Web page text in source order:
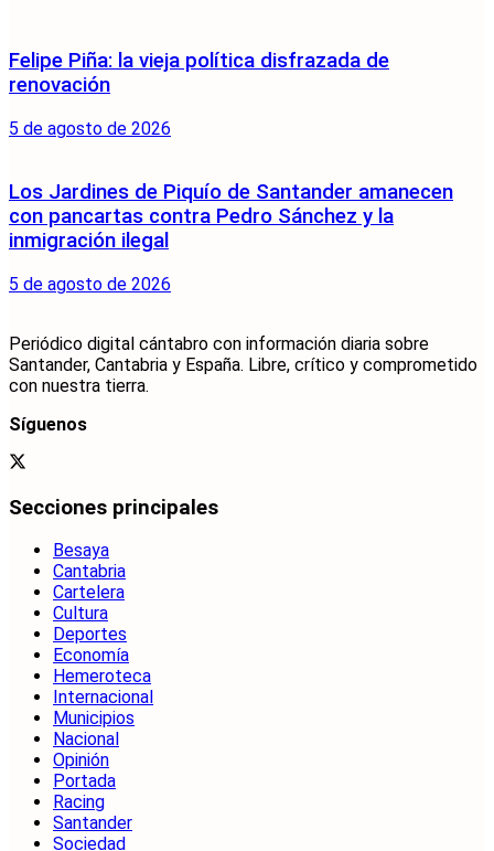
Felipe Piña: la vieja política disfrazada de
renovación
5 de agosto de 2026
Los Jardines de Piquío de Santander amanecen
con pancartas contra Pedro Sánchez y la
inmigración ilegal
5 de agosto de 2026
Periódico digital cántabro con información diaria sobre
Santander, Cantabria y España. Libre, crítico y comprometido
con nuestra tierra.
Síguenos
Secciones principales
Besaya
Cantabria
Cartelera
Cultura
Deportes
Economía
Hemeroteca
Internacional
Municipios
Nacional
Opinión
Portada
Racing
Santander
Sociedad